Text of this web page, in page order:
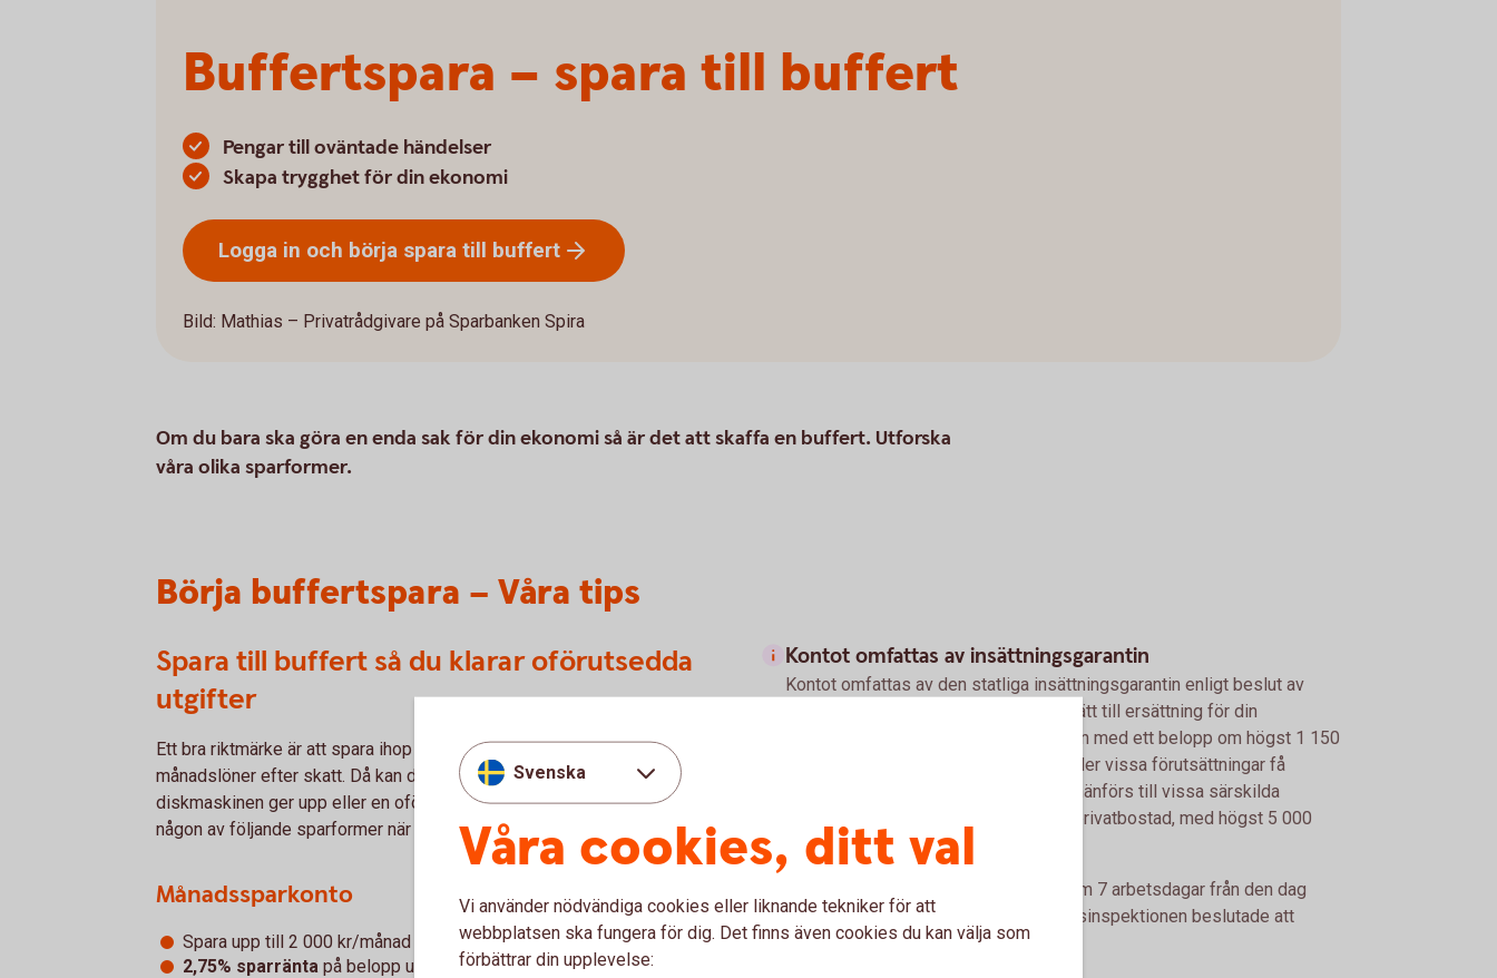
Buffertspara – spara till buffert
Pengar till oväntade händelser
Skapa trygghet för din ekonomi
Logga in och börja spara till buffert
Bild: Mathias – Privatrådgivare på Sparbanken Spira
Om du bara ska göra en enda sak för din ekonomi så är det att skaffa en buffert. Utforska
våra olika sparformer.
Börja buffertspara – Våra tips
Spara till buffert så du klarar oförutsedda
utgifter
Ett bra riktmärke är att spara ihop till en buffert på ungefär två
månadslöner efter skatt. Då kan du vara väl förberedd när till exempel
diskmaskinen ger upp eller en oförutsedd räkning kommer in. Vi föreslår
någon av följande sparformer när du ska spara till en buffert.
Månadssparkonto
Spara upp till 2 000 kr/månad
2,75% sparränta på belopp upp till 200 000 kr
Kontot omfattas av insättningsgarantin
Kontot omfattas av den statliga insättningsgarantin enligt beslut av
Riksgälden. Du som kontohavare har rätt till ersättning för din
sammanlagda kontobehållning i banken med ett belopp om högst 1 150
000 kr. Utöver det kan du enligt lag under vissa förutsättningar få
ersättning för vissa insättningar som hänförs till vissa särskilda
angivna händelser, t ex försäljning av privatbostad, med högst 5 000
000 kr.
Riksgälden betalar ut ersättningen inom 7 arbetsdagar från den dag
banken försattes i konkurs eller Finansinspektionen beslutade att
garantin ska träda in.
Svenska
Våra cookies, ditt val
Vi använder nödvändiga cookies eller liknande tekniker för att
webbplatsen ska fungera för dig. Det finns även cookies du kan välja som
förbättrar din upplevelse: